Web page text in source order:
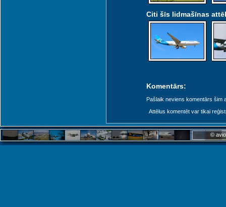
Citi šīs lidmašīnas
Komentārs:
Pašlaik neviens komentārs šim
Attēlus komentēt var tikai
©